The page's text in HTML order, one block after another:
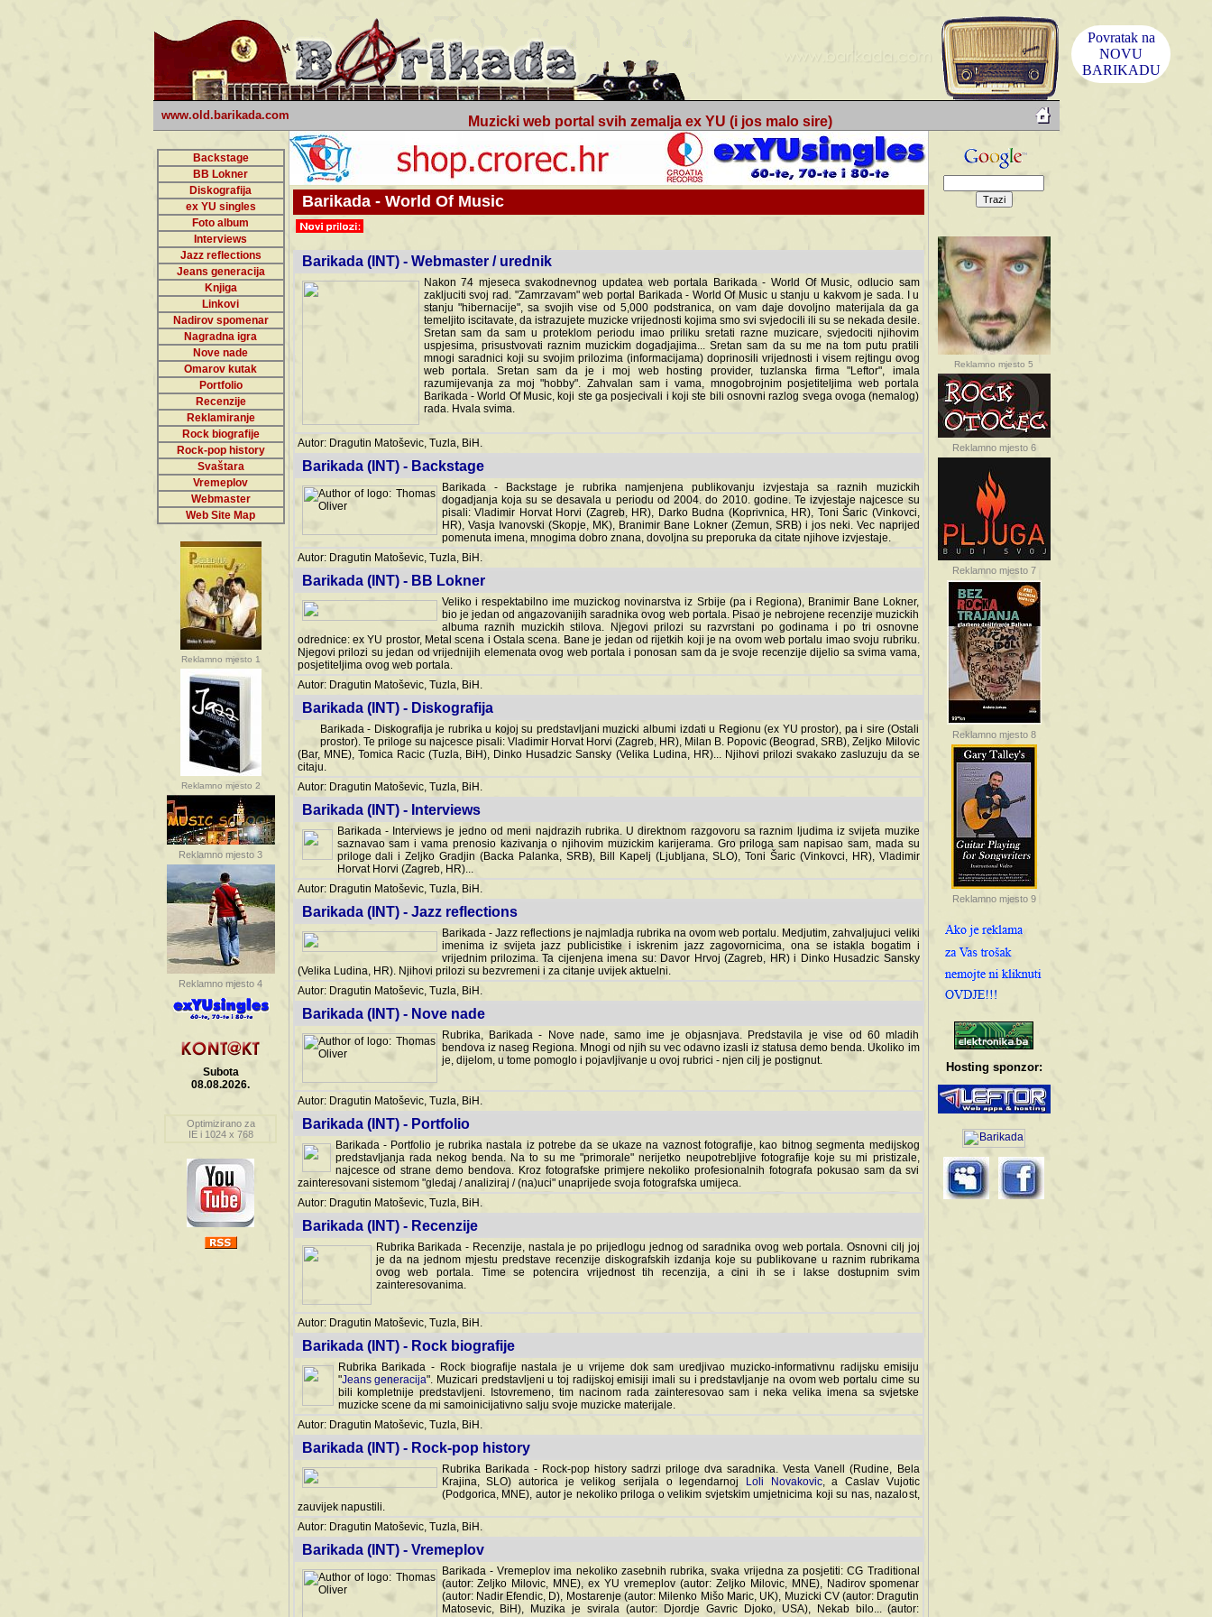
Povratak na
NOVU
BARIKADU
www.old.barikada.com Muzicki web portal svih zemalja ex YU (i jos malo sire)
Backstage
BB Lokner
Diskografija
ex YU singles
Foto album
Interviews
Jazz reflections
Jeans generacija
Knjiga
Linkovi
Nadirov spomenar
Nagradna igra
Nove nade
Omarov kutak
Portfolio
Recenzije
Reklamiranje
Rock biografije
Rock-pop history
Svaštara
Vremeplov
Webmaster
Web Site Map
Reklamno mjesto 1
Reklamno mjesto 2
Reklamno mjesto 3
Reklamno mjesto 4
Subota
08.08.2026.
Optimizirano za
IE i 1024 x 768
Barikada - World Of Music
Barikada (INT) - Webmaster / urednik
Nakon 74 mjeseca svakodnevnog updatea web portala Barikada - World Of Music, odlucio sam
zakljuciti svoj rad. "Zamrzavam" web portal Barikada - World Of Music u stanju u kakvom je sada. I u
stanju "hibernacije", sa svojih vise od 5,000 podstranica, on vam daje dovoljno materijala da ga
temeljito iscitavate, da istrazujete muzicke vrijednosti kojima smo svi svjedocili ili su se nekada desile.
Sretan sam da sam u proteklom periodu imao priliku sretati razne muzicare, svjedociti njihovim
uspjesima, prisustvovati raznim muzickim dogadjajima... Sretan sam da su me na tom putu pratili
mnogi saradnici koji su svojim prilozima (informacijama) doprinosili vrijednosti i visem rejtingu ovog
web portala. Sretan sam da je i moj web hosting provider, tuzlanska firma "Leftor", imala
razumijevanja za moj "hobby". Zahvalan sam i vama, mnogobrojnim posjetiteljima web portala
Barikada - World Of Music, koji ste ga posjecivali i koji ste bili osnovni razlog svega ovoga (nemalog)
rada. Hvala svima.
Autor: Dragutin Matoševic, Tuzla, BiH.
Barikada (INT) - Backstage
Barikada - Backstage je rubrika namjenjena publikovanju izvjestaja sa raznih muzickih
dogadjanja koja su se desavala u periodu od 2004. do 2010. godine. Te izvjestaje najcesce su
pisali: Vladimir Horvat Horvi (Zagreb, HR), Darko Budna (Koprivnica, HR), Toni Šaric (Vinkovci,
HR), Vasja Ivanovski (Skopje, MK), Branimir Bane Lokner (Zemun, SRB) i jos neki. Vec naprijed
pomenuta imena, mnogima dobro znana, dovoljna su preporuka da citate njihove izvjestaje.
Autor: Dragutin Matoševic, Tuzla, BiH.
Barikada (INT) - BB Lokner
Veliko i respektabilno ime muzickog novinarstva iz Srbije (pa i Regiona), Branimir Bane Lokner,
bio je jedan od angazovanijih saradnika ovog web portala. Pisao je nebrojene recenzije muzickih
albuma raznih muzickih stilova. Njegovi prilozi su razvrstani po godinama i po tri osnovne
odrednice: ex YU prostor, Metal scena i Ostala scena. Bane je jedan od rijetkih koji je na ovom web portalu imao svoju rubriku.
Njegovi prilozi su jedan od vrijednijih elemenata ovog web portala i ponosan sam da je svoje recenzije dijelio sa svima vama,
posjetiteljima ovog web portala.
Autor: Dragutin Matoševic, Tuzla, BiH.
Barikada (INT) - Diskografija
Barikada - Diskografija je rubrika u kojoj su predstavljani muzicki albumi izdati u Regionu (ex YU prostor), pa i sire (Ostali
prostor). Te priloge su najcesce pisali: Vladimir Horvat Horvi (Zagreb, HR), Milan B. Popovic (Beograd, SRB), Zeljko Milovic
(Bar, MNE), Tomica Racic (Tuzla, BiH), Dinko Husadzic Sansky (Velika Ludina, HR)... Njihovi prilozi svakako zasluzuju da se
citaju.
Autor: Dragutin Matoševic, Tuzla, BiH.
Barikada (INT) - Interviews
Barikada - Interviews je jedno od meni najdrazih rubrika. U direktnom razgovoru sa raznim ljudima iz svijeta muzike
saznavao sam i vama prenosio kazivanja o njihovim muzickim karijerama. Gro priloga sam napisao sam, mada su
priloge dali i Zeljko Gradjin (Backa Palanka, SRB), Bill Kapelj (Ljubljana, SLO), Toni Šaric (Vinkovci, HR), Vladimir
Horvat Horvi (Zagreb, HR)...
Autor: Dragutin Matoševic, Tuzla, BiH.
Barikada (INT) - Jazz reflections
Barikada - Jazz reflections je najmladja rubrika na ovom web portalu. Medjutim, zahvaljujuci veliki
imenima iz svijeta jazz publicistike i iskrenim jazz zagovornicima, ona se istakla bogatim i
vrijednim prilozima. Ta cijenjena imena su: Davor Hrvoj (Zagreb, HR) i Dinko Husadzic Sansky
(Velika Ludina, HR). Njihovi prilozi su bezvremeni i za citanje uvijek aktuelni.
Autor: Dragutin Matoševic, Tuzla, BiH.
Barikada (INT) - Nove nade
Rubrika, Barikada - Nove nade, samo ime je objasnjava. Predstavila je vise od 60 mladih
bendova iz naseg Regiona. Mnogi od njih su vec odavno izasli iz statusa demo benda. Ukoliko im
je, dijelom, u tome pomoglo i pojavljivanje u ovoj rubrici - njen cilj je postignut.
Autor: Dragutin Matoševic, Tuzla, BiH.
Barikada (INT) - Portfolio
Barikada - Portfolio je rubrika nastala iz potrebe da se ukaze na vaznost fotografije, kao bitnog segmenta medijskog
predstavljanja rada nekog benda. Na to su me "primorale" nerijetko neupotrebljive fotografije koje su mi pristizale,
najcesce od strane demo bendova. Kroz fotografske primjere nekoliko profesionalnih fotografa pokusao sam da svi
zainteresovani sistemom "gledaj / analiziraj / (na)uci" unaprijede svoja fotografska umijeca.
Autor: Dragutin Matoševic, Tuzla, BiH.
Barikada (INT) - Recenzije
Rubrika Barikada - Recenzije, nastala je po prijedlogu jednog od saradnika ovog web portala. Osnovni cilj joj
je da na jednom mjestu predstave recenzije diskografskih izdanja koje su publikovane u raznim rubrikama
ovog web portala. Time se potencira vrijednost tih recenzija, a cini ih se i lakse dostupnim svim
zainteresovanima.
Autor: Dragutin Matoševic, Tuzla, BiH.
Barikada (INT) - Rock biografije
Rubrika Barikada - Rock biografije nastala je u vrijeme dok sam uredjivao muzicko-informativnu radijsku emisiju
"Jeans generacija". Muzicari predstavljeni u toj radijskoj emisiji imali su i predstavljanje na ovom web portalu cime su
bili kompletnije predstavljeni. Istovremeno, tim nacinom rada zainteresovao sam i neka velika imena sa svjetske
muzicke scene da mi samoinicijativno salju svoje muzicke materijale.
Autor: Dragutin Matoševic, Tuzla, BiH.
Barikada (INT) - Rock-pop history
Rubrika Barikada - Rock-pop history sadrzi priloge dva saradnika. Vesta Vanell (Rudine, Bela
Krajina, SLO) autorica je velikog serijala o legendarnoj
Loli Novakovic, a Caslav Vujotic
(Podgorica, MNE), autor je nekoliko priloga o velikim svjetskim umjetnicima koji su nas, nazalost,
zauvijek napustili.
Autor: Dragutin Matoševic, Tuzla, BiH.
Barikada (INT) - Vremeplov
Barikada - Vremeplov ima nekoliko zasebnih rubrika, svaka vrijedna za posjetiti: CG Traditional
(autor: Zeljko Milovic, MNE), ex YU vremeplov (autor: Zeljko Milovic, MNE), Nadirov spomenar
(autor: Nadir Efendic, D), Mostarenje (autor: Milenko Mišo Maric, UK), Muzicki CV (autor: Dragutin
Matosevic, BiH), Muzika je svirala (autor: Djordje Gavric Djoko, USA), Nekab bilo... (autor:
Reklamno mjesto 5
Reklamno mjesto 6
Reklamno mjesto 7
Reklamno mjesto 8
Reklamno mjesto 9
Hosting sponzor: